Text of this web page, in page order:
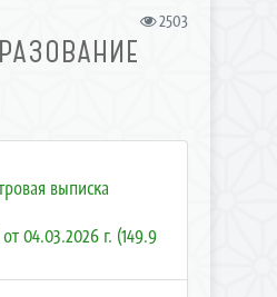
2503
выписка
04.03.2026 г. (149.9